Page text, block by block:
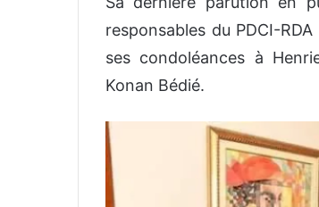
responsables du PDCI-
ses condoléances à
Konan Bédié.